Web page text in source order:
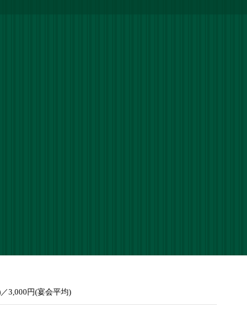
3,000円(宴会平均)